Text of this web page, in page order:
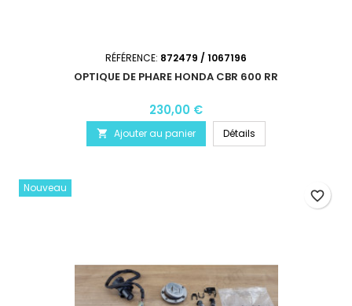
RÉFÉRENCE: 872479 / 1067196
OPTIQUE DE PHARE HONDA CBR 600 RR
230,00 €
 Ajouter au panier Détails
Nouveau
favorite_border